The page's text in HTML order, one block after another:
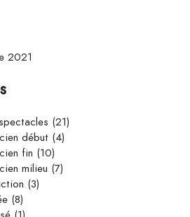
2021
(21)
début (4)
fin (10)
milieu (7)
(3)
(8)